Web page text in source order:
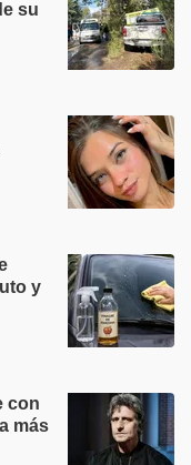
su
y
con
más